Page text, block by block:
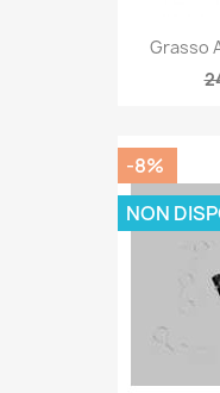
Grasso
-8%
NON